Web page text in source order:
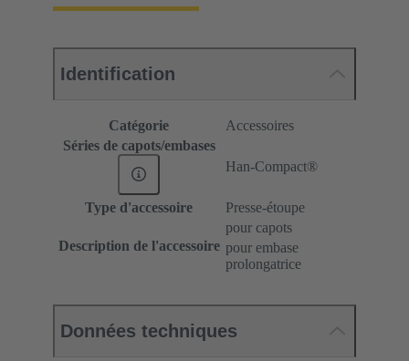
Identification
Catégorie
Accessoires
Séries de capots/embases
Han-Compact®
Type d'accessoire Presse-étoupe
Description de l'accessoire
pour capots
pour embase
prolongatrice
Données techniques